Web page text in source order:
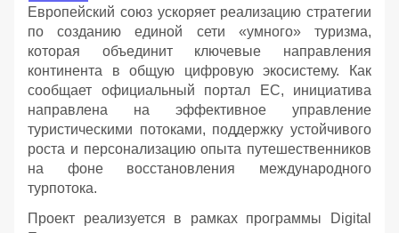
Европейский союз ускоряет реализацию стратегии
по созданию единой сети «умного» туризма,
которая объединит ключевые направления
континента в общую цифровую экосистему. Как
сообщает официальный портал ЕС, инициатива
направлена на эффективное управление
туристическими потоками, поддержку устойчивого
роста и персонализацию опыта путешественников
на фоне восстановления международного
турпотока.
Проект реализуется в рамках программы Digital